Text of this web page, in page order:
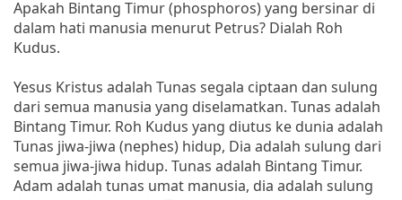
Apakah Bintang Timur (phosphoros) yang bersinar di
dalam hati manusia menurut Petrus? Dialah Roh
Kudus.
Yesus Kristus adalah Tunas segala ciptaan dan sulung
dari semua manusia yang diselamatkan. Tunas adalah
Bintang Timur. Roh Kudus yang diutus ke dunia adalah
Tunas jiwa-jiwa (nephes) hidup, Dia adalah sulung dari
semua jiwa-jiwa hidup. Tunas adalah Bintang Timur.
Adam adalah tunas umat manusia, dia adalah sulung